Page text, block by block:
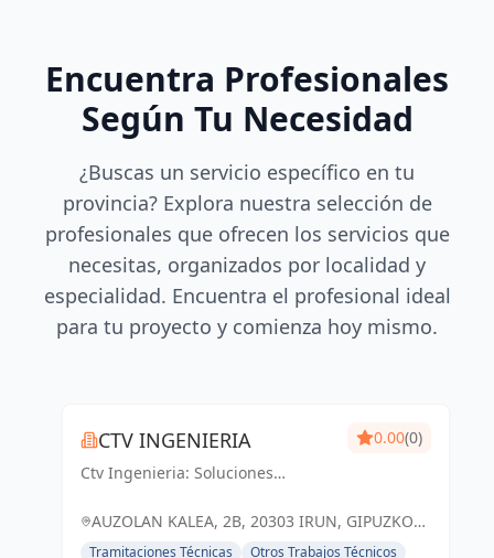
Encuentra Profesionales
Según Tu Necesidad
¿Buscas un servicio específico en tu
provincia? Explora nuestra selección de
profesionales que ofrecen los servicios que
necesitas, organizados por localidad y
especialidad. Encuentra el profesional ideal
para tu proyecto y comienza hoy mismo.
CTV INGENIERIA
Ctv Ingenieria: Soluciones
futuro sólido en Guipúzcoa y Irun.
0.00(0)
AUZOLAN KALEA, 2B, 20303 IRUN, GIPUZKOA,
ESPAÑA, España
Tramitaciones Técnicas
Otros Trabajos Técnicos